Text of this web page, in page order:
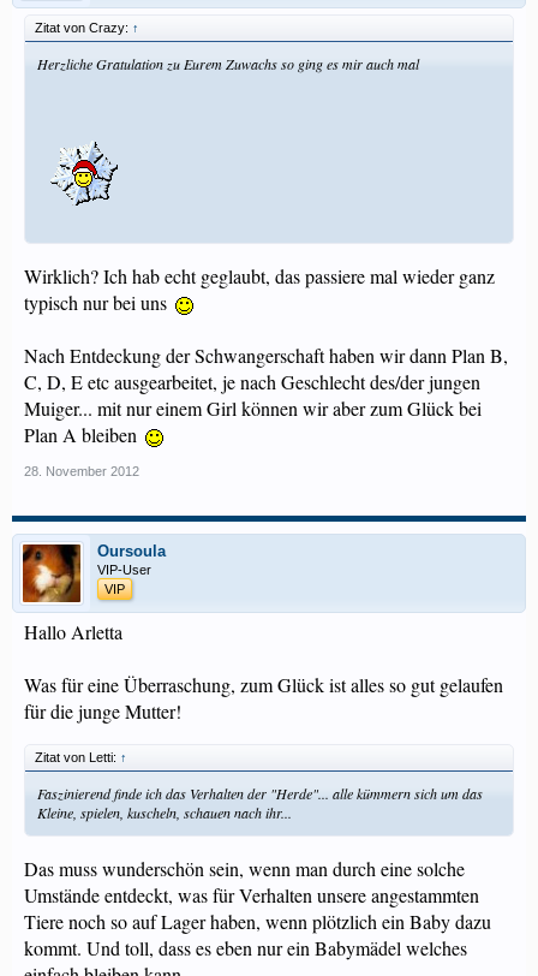
Zitat von Crazy: ↑
Herzliche Gratulation zu Eurem Zuwachs so ging es mir auch mal
Wirklich? Ich hab echt geglaubt, das passiere mal wieder ganz
typisch nur bei uns
Nach Entdeckung der Schwangerschaft haben wir dann Plan B,
C, D, E etc ausgearbeitet, je nach Geschlecht des/der jungen
Muiger... mit nur einem Girl können wir aber zum Glück bei
Plan A bleiben
28. November 2012
Oursoula
VIP-User
VIP
Hallo Arletta
Was für eine Überraschung, zum Glück ist alles so gut gelaufen
für die junge Mutter!
Zitat von Letti: ↑
Faszinierend finde ich das Verhalten der "Herde"... alle kümmern sich um das
Kleine, spielen, kuscheln, schauen nach ihr...
Das muss wunderschön sein, wenn man durch eine solche
Umstände entdeckt, was für Verhalten unsere angestammten
Tiere noch so auf Lager haben, wenn plötzlich ein Baby dazu
kommt. Und toll, dass es eben nur ein Babymädel welches